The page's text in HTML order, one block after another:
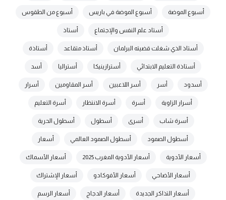
أسبوع الموضة أسبوع الموضة في باريس أسبوع من الطقوس
أستاد علم النفس والإجتماع أستاذ
أستاذ الذي شغلت قضيته البرلمان أستاذ متقاعد أستاذة
أستاذة التعليم الابتدائي أسترازينيكا أستراليا أسد
أسدود أسر أسر اللاعبين أسر المقاومين أسرار
أسرار الزاوية أسرة أسرة الانتظار أسرة التعليم
أسرة شاب أسرى أسطول أسطول الحرية
أسطول الصمود أسطول الصمود العالمي أسعار
أسعار الأدوية أسعار الأدوية المغرب 2025 أسعار الأسماك
أسعار الأضاحي أسعار الأفوكادو أسعار الإشتراك
أسعار التذاكر الجديدة أسعار الدجاج أسعار الرسم